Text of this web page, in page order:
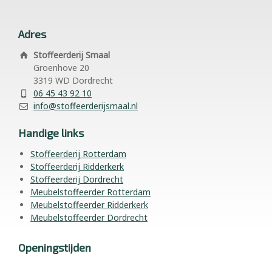
Adres
Stoffeerderij Smaal
Groenhove 20
3319 WD Dordrecht
06 45 43 92 10
info@stoffeerderijsmaal.nl
Handige links
Stoffeerderij Rotterdam
Stoffeerderij Ridderkerk
Stoffeerderij Dordrecht
Meubelstoffeerder Rotterdam
Meubelstoffeerder Ridderkerk
Meubelstoffeerder Dordrecht
Openingstijden